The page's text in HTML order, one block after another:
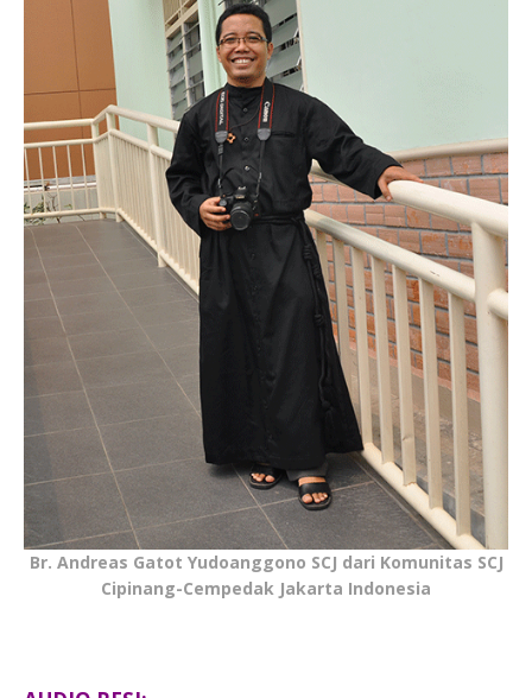
Br. Andreas Gatot Yudoanggono SCJ dari Komunitas SCJ
Cipinang-Cempedak Jakarta Indonesia